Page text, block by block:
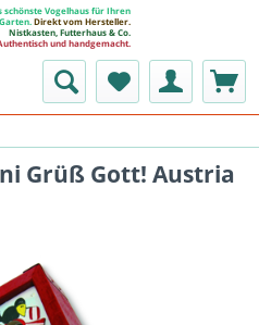
schönste Vogelhaus für Ihren
Garten. Direkt vom Hersteller.
Nistkasten, Futterhaus & Co.
und handgemacht.
Grüß Gott! Austria